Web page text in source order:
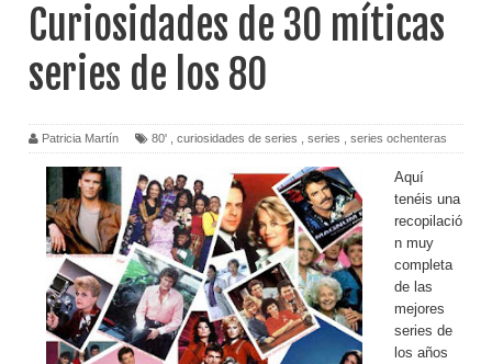
Curiosidades de 30 míticas
series de los 80
Patricia Martín 80' curiosidades de series series series ochenteras
Aquí
tenéis una
recopilació
n muy
completa
de las
mejores
series de
los años